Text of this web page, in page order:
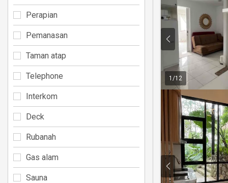
1 /12
Perapian
Pemanasan
Taman atap
Telephone
Interkom
Deck
Rubanah
Gas alam
Sauna